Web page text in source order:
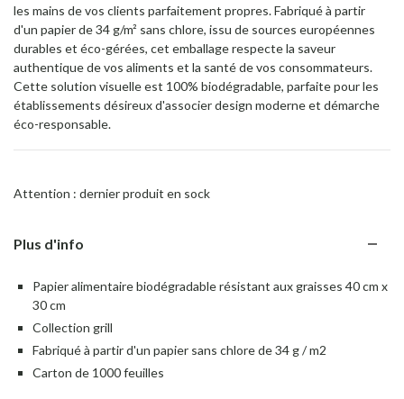
les mains de vos clients parfaitement propres. Fabriqué à partir
d'un papier de 34 g/m² sans chlore, issu de sources européennes
durables et éco-gérées, cet emballage respecte la saveur
authentique de vos aliments et la santé de vos consommateurs.
Cette solution visuelle est 100% biodégradable, parfaite pour les
établissements désireux d'associer design moderne et démarche
éco-responsable.
Attention : dernier produit en sock
Plus d'info
Papier alimentaire biodégradable résistant aux graisses 40 cm x
30 cm
Collection grill
Fabriqué à partir d'un papier sans chlore de 34 g / m2
Carton de 1000 feuilles